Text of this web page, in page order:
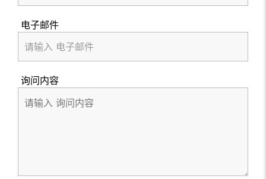
电子邮件
询问内容